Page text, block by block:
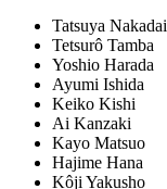
Tatsuya Nakadai
Tetsurô Tamba
Yoshio Harada
Ayumi Ishida
Keiko Kishi
Ai Kanzaki
Kayo Matsuo
Hajime Hana
Kôji Yakusho